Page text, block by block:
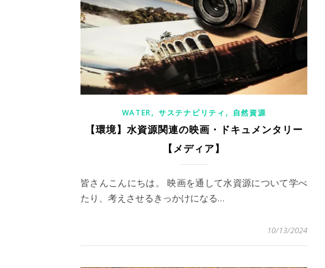
WATER,サステナビリティ , 自然資源
【環境】水資源関連の映画・ドキュメンタリー
【メディア】
皆さんこんにちは。 映画を通して水資源について学べ
たり、考えさせるきっかけになる…
10/13/2024